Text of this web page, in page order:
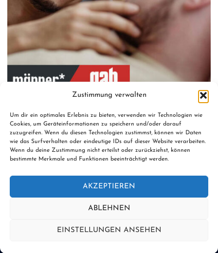
Zustimmung verwalten
Um dir ein optimales Erlebnis zu bieten, verwenden wir Technologien wie
Cookies, um Geräteinformationen zu speichern und/oder darauf
zuzugreifen. Wenn du diesen Technologien zustimmst, können wir Daten
wie das Surfverhalten oder eindeutige IDs auf dieser Website verarbeiten.
Wenn du deine Zustimmung nicht erteilst oder zurückziehst, können
bestimmte Merkmale und Funktionen beeinträchtigt werden.
AKZEPTIEREN
ABLEHNEN
EINSTELLUNGEN ANSEHEN
Toni Lietzow ist zertifizierter Paartherapeut und
Sexualberater mit eigener Praxis in Offenbach. Wie es zu
dem Namen „Hypnoqueer“ gekommen ist und welchen […]